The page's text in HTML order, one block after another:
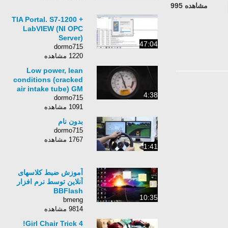
مشاهده 995
47:04
TIA Portal. S7-1200 +
LabVIEW (NI OPC
Server)
dormo715
1220 مشاهده
4:38
Low power, lean
conditions (cracked
air intake tube) GM
dormo715
1091 مشاهده
1:41
بدون نام
dormo715
1767 مشاهده
10:35
آموزش ضبط کلاسهای
آنلاین توسط نرم افزار
BBFlash
bmeng
9814 مشاهده
4 Girl Chair Trick!